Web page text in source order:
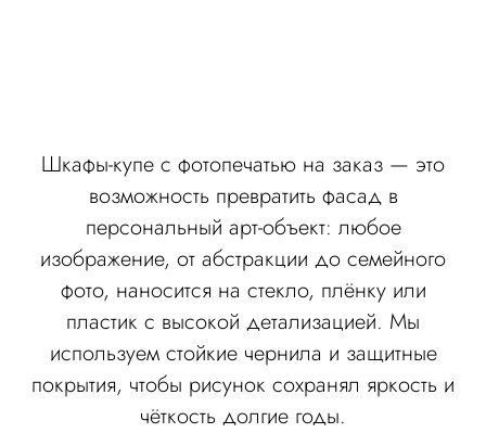
Шкафы-купе с фотопечатью на заказ — это
возможность превратить фасад в
персональный арт-объект: любое
изображение, от абстракции до семейного
фото, наносится на стекло, плёнку или
пластик с высокой детализацией. Мы
используем стойкие чернила и защитные
покрытия, чтобы рисунок сохранял яркость и
чёткость долгие годы.